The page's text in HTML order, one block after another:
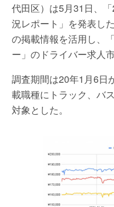
代田区）は5月31日、
況レポート」を発表し
の掲載情報を活用し、
ー」のドライバー求人
調査期間は20年1月6日
載職種にトラック、バ
対象とした。